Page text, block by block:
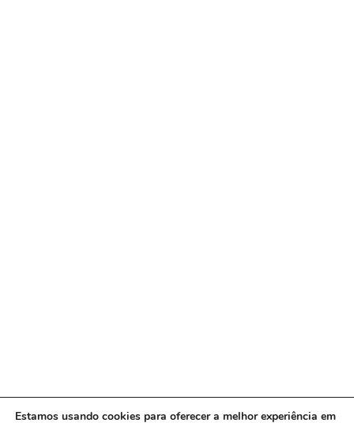
Estamos usando cookies para oferecer a melhor experiência em